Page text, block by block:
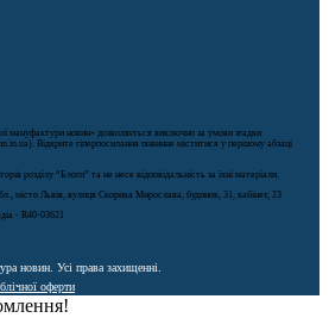
мануфактури новин» дозволяється виключно за умови згадки
Відкрите гіперпосилання повинне міститися у першому абзаці
розділу “Блоги” та не несе відповідальність за їхні матеріали.
місто Львів, вулиця Скорика Мирослава, будинок, 31, кабінет, 23
- R40-03621
новин. Усі права захищенні.
оферти